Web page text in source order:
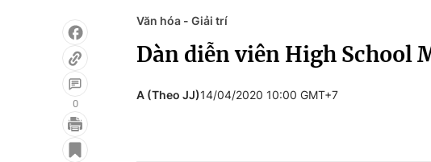
0
Văn hóa - Giải trí
Dàn diễn viên High School
A (Theo JJ)14/04/2020 10:00 GMT+7